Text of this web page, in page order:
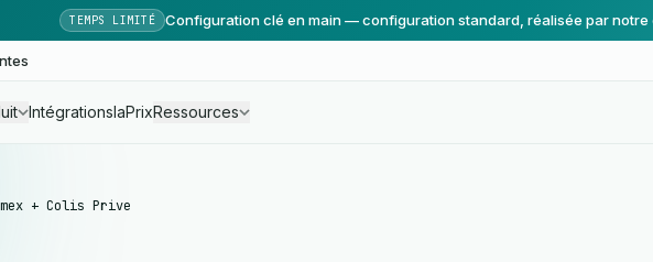
TEMPS LIMITÉ Configuration clé en main — configuration standard, réalisée par notre
IntégrationsIaPrixRessources
+ Colis Prive